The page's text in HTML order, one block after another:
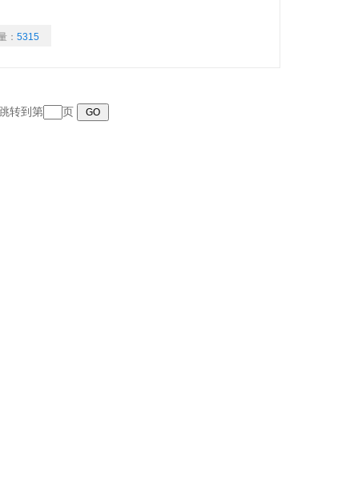
： 5315
转到第 页